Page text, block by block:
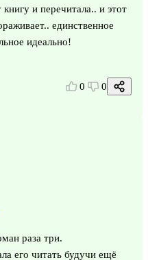
и перечитала.. и этот
единственное
идеально!
0 0
раза три.
его читать будучи ещё